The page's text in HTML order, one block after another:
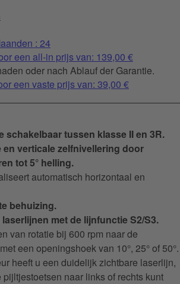
: 24
een all-in prijs van: 139,00 €
oder nach Ablauf der Garantie.
een vaste prijs van: 39,00 €
schakelbaar tussen klasse II en 3R.
en verticale zelfnivellering door
tot 5° helling.
automatisch horizontaal en
behuizing.
met de lijnfunctie S2/S3.
van rotatie bij 600 rpm naar de
een openingshoek van 10°, 25° of 50°.
heeft u een duidelijk zichtbare laserlijn,
pijltjestoetsen naar links of rechts kunt